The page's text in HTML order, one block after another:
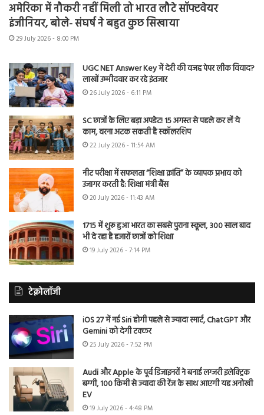
अमेरिका में नौकरी नहीं मिली तो भारत लौटे सॉफ्टवेयर
इंजीनियर, बोले- संघर्ष ने बहुत कुछ सिखाया
29 July 2026 - 8:00 PM
UGC NET Answer Key में देरी की वजह पेपर लीक विवाद?
लाखों उम्मीदवार कर रहे इंतजार
26 July 2026 - 6:11 PM
SC छात्रों के लिए बड़ा अपडेट! 15 अगस्त से पहले कर लें ये
काम, वरना अटक सकती है स्कॉलरशिप
22 July 2026 - 11:54 AM
नीट परीक्षा में सफलता “शिक्षा क्रांति” के व्यापक प्रभाव को
उजागर करती है: शिक्षा मंत्री बैंस
20 July 2026 - 11:43 AM
1715 में शुरू हुआ भारत का सबसे पुराना स्कूल, 300 साल बाद
भी दे रहा है हजारों छात्रों को शिक्षा
19 July 2026 - 7:14 PM
टेक्नोलॉजी
iOS 27 में नई Siri होगी पहले से ज्यादा स्मार्ट, ChatGPT और
Gemini को देगी टक्कर
25 July 2026 - 7:52 PM
Audi और Apple के पूर्व डिजाइनरों ने बनाई लग्जरी इलेक्ट्रिक
बग्गी, 100 किमी से ज्यादा की रेंज के साथ आएगी यह अनोखी
EV
19 July 2026 - 4:48 PM